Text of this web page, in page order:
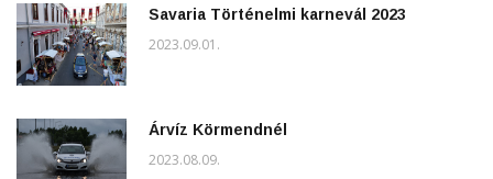
Savaria Történelmi karnevál 2023
2023.09.01.
Árvíz Körmendnél
2023.08.09.